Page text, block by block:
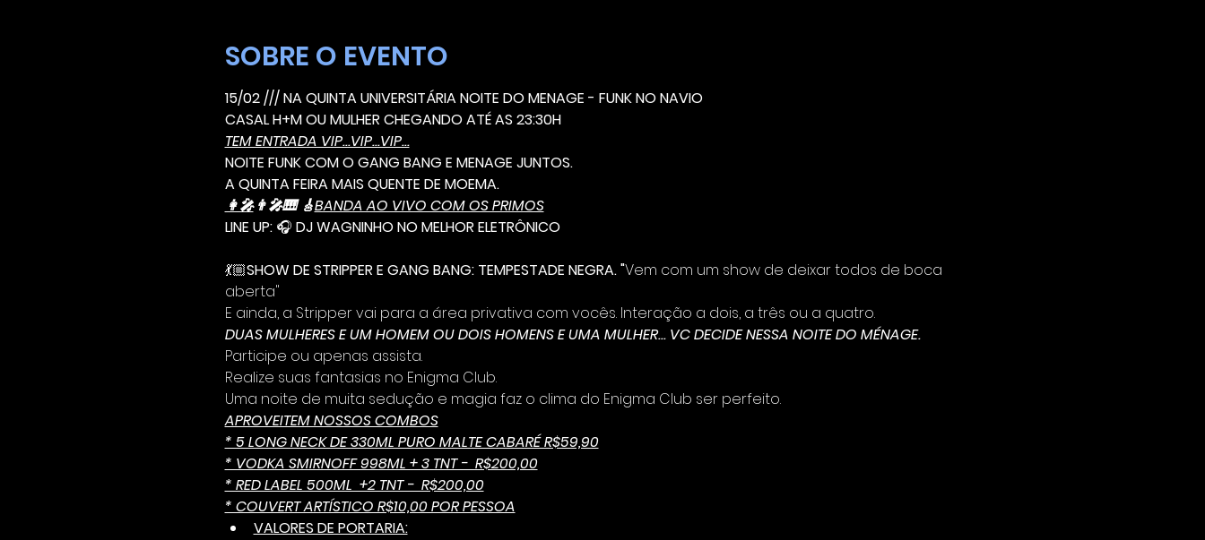
SOBRE O EVENTO
15/02 /// NA QUINTA UNIVERSITÁRIA NOITE DO MENAGE - FUNK NO NAVIO
CASAL H+M OU MULHER CHEGANDO ATÉ AS 23:30H
TEM ENTRADA VIP...VIP...VIP...
NOITE FUNK COM O GANG BANG E MENAGE JUNTOS.
A QUINTA FEIRA MAIS QUENTE DE MOEMA.
👩‍🎤👨‍🎤🎹 🎸BANDA AO VIVO COM OS PRIMOS
LINE UP: 🎧 DJ WAGNINHO NO MELHOR ELETRÔNICO
💃🏼SHOW DE STRIPPER E GANG BANG: TEMPESTADE NEGRA. "Vem com um show de deixar todos de boca
aberta"
E ainda, a Stripper vai para a área privativa com vocês. Interação a dois, a três ou a quatro.
DUAS MULHERES E UM HOMEM OU DOIS HOMENS E UMA MULHER... VC DECIDE NESSA NOITE DO MÉNAGE.
Participe ou apenas assista.
Realize suas fantasias no Enigma Club.
Uma noite de muita sedução e magia faz o clima do Enigma Club ser perfeito.
APROVEITEM NOSSOS COMBOS
* 5 LONG NECK DE 330ML PURO MALTE CABARÉ R$59,90
* VODKA SMIRNOFF 998ML + 3 TNT -  R$200,00
* RED LABEL 500ML  +2 TNT -  R$200,00
* COUVERT ARTÍSTICO R$10,00 POR PESSOA
VALORES DE PORTARIA: